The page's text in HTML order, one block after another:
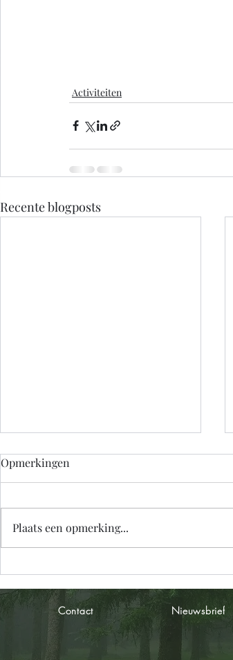
Activiteiten
Recente blogposts
Hieël Rooj Fietstj
Opmerkingen
Plaats een opmerking...
Contact Nieuwsbrief